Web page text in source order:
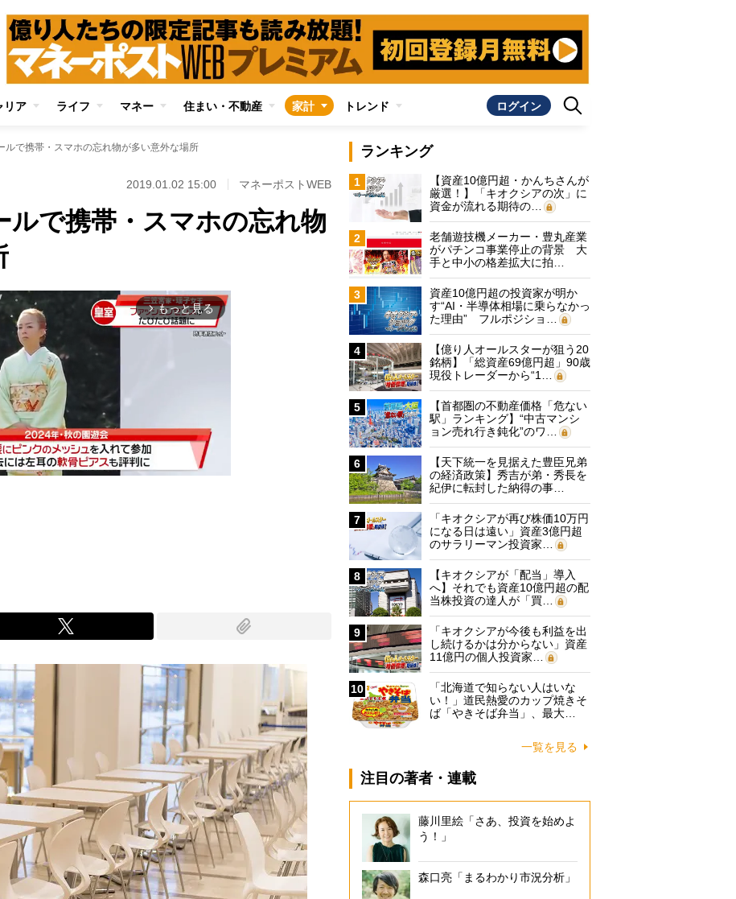
リア ライフ マネー 住まい・不動産 家計 トレンド ログイン
ルで携帯・スマホの忘れ物が多い意外な場所
2019.01.02 15:00 マネーポストWEB
ルで携帯・スマホの忘れ物
arrow_forward_ios もっと見る
ランキング
1
【資産10億円超・かんちさんが
厳選！】「キオクシアの次」に
資金が流れる期待の…
2
老舗遊技機メーカー・豊丸産業
がパチンコ事業停止の背景 大
手と中小の格差拡大に拍…
3
資産10億円超の投資家が明か
す“AI・半導体相場に乗らなかっ
た理由” フルポジショ…
4
【億り人オールスターが狙う20
銘柄】「総資産69億円超」90歳
現役トレーダーから“1…
5
【首都圏の不動産価格「危ない
駅」ランキング】“中古マンシ
ョン売れ行き鈍化”のワ…
6
【天下統一を見据えた豊臣兄弟
の経済政策】秀吉が弟・秀長を
紀伊に転封した納得の事…
7
「キオクシアが再び株価10万円
になる日は遠い」資産3億円超
のサラリーマン投資家…
8
【キオクシアが「配当」導入
へ】それでも資産10億円超の配
当株投資の達人が「買…
9
「キオクシアが今後も利益を出
し続けるかは分からない」資産
11億円の個人投資家…
10
「北海道で知らない人はいな
い！」道民熱愛のカップ焼きそ
ば「やきそば弁当」、最大…
一覧を見る
注目の著者・連載
藤川里絵「さあ、投資を始めよ
う！」
森口亮「まるわかり市況分析」